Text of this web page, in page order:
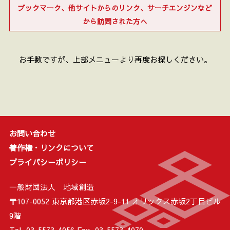
ブックマーク、他サイトからのリンク、サーチエンジンなど
から訪問された方へ
お手数ですが、上部メニューより再度お探しください。
お問い合わせ
著作権・リンクについて
プライバシーポリシー
一般財団法人 地域創造
〒107-0052 東京都港区赤坂2-9-11 オリックス赤坂2丁目ビル
9階